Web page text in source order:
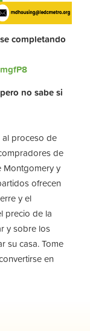
completando
no sabe si
al proceso de
de
Montgomery y
ofrecen
y el
precio de la
y sobre los
su casa. Tome
en